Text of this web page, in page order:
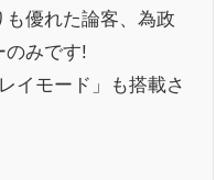
も優れた論客、為政
のみです!
イモード」も搭載さ